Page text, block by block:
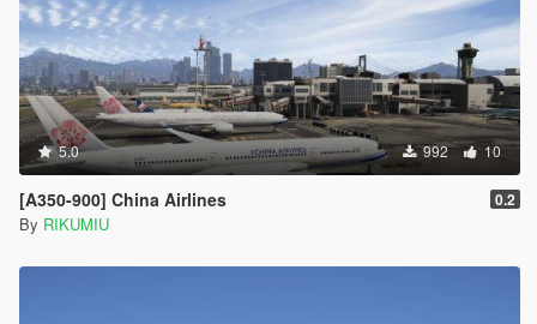
5.0 992 10
[A350-900] China Airlines 0.2
By RIKUMIU